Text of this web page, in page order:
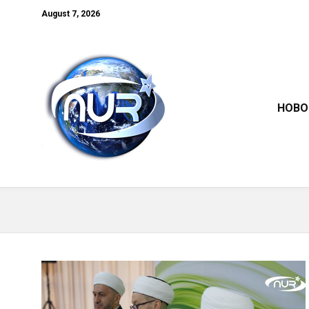
August 7, 2026